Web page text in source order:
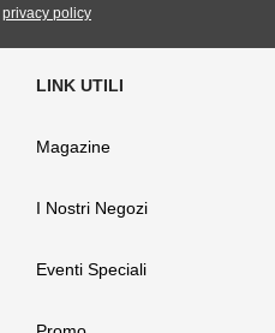
privacy policy
Magazine
I Nostri Negozi
Eventi Speciali